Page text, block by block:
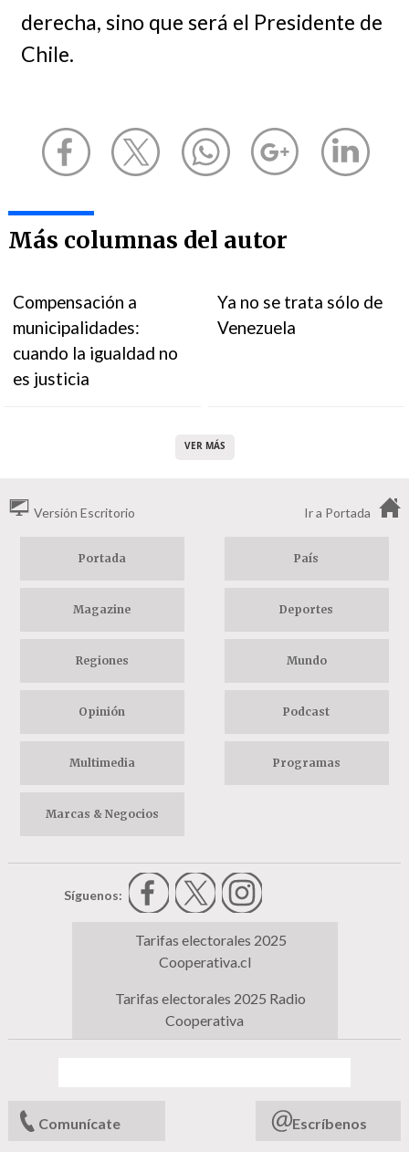
derecha, sino que será el Presidente de
Chile.
Más columnas del autor
Compensación a
municipalidades:
cuando la igualdad no
es justicia
Ya no se trata sólo de
Venezuela
VER MÁS
Versión Escritorio Ir a Portada
Portada País
Magazine Deportes
Regiones Mundo
Opinión Podcast
Multimedia Programas
Marcas & Negocios
Síguenos:
Tarifas electorales 2025
Cooperativa.cl
Tarifas electorales 2025 Radio
Cooperativa
Comunícate Escríbenos